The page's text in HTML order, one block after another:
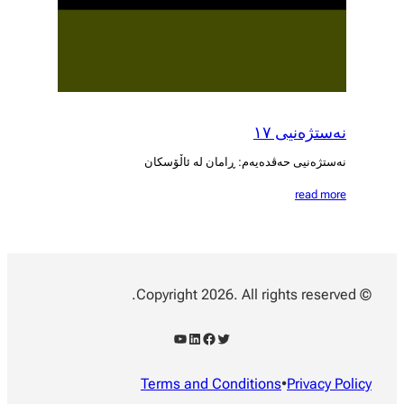
نەستژەنیی ١٧
نەستژەنیی حەڤدەیەم: ڕامان لە ئاڵۆسکان
read more
© Copyright 2026. All rights reserved.
Twitter
Facebook
LinkedIn
YouTube
Privacy Policy
•
Terms and Conditions